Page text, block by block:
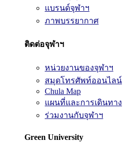
แบรนด์จุฬาฯ
ภาพบรรยากาศ
ติดต่อจุฬาฯ
หน่วยงานของจุฬาฯ
สมุดโทรศัพท์ออนไลน์
Chula Map
แผนที่และการเดินทาง
ร่วมงานกับจุฬาฯ
Green University